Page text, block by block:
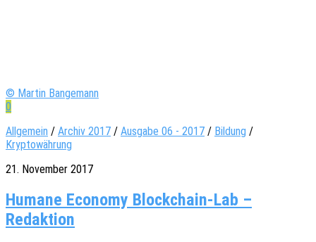
© Martin Bangemann
0
Allgemein / Archiv 2017 / Ausgabe 06 - 2017 / Bildung /
Kryptowährung
21. November 2017
Humane Economy Blockchain-Lab –
Redaktion